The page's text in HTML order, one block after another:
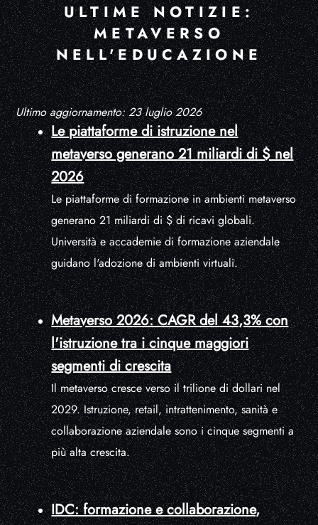
ULTIME NOTIZIE:
METAVERSO
NELL'EDUCAZIONE
Ultimo aggiornamento: 23 luglio 2026
Le piattaforme di istruzione nel
metaverso generano 21 miliardi di $ nel
2026
Le piattaforme di formazione in ambienti metaverso
generano 21 miliardi di $ di ricavi globali.
Università e accademie di formazione aziendale
guidano l'adozione di ambienti virtuali.
Metaverso 2026: CAGR del 43,3% con
l'istruzione tra i cinque maggiori
segmenti di crescita
Il metaverso cresce verso il trilione di dollari nel
2029. Istruzione, retail, intrattenimento, sanità e
collaborazione aziendale sono i cinque segmenti a
più alta crescita.
IDC: formazione e collaborazione,